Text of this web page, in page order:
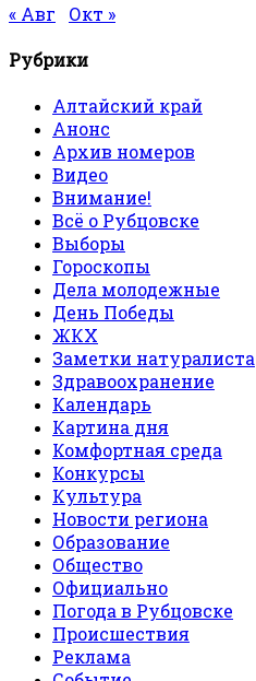
« Авг
Окт »
Рубрики
Алтайский край
Анонс
Архив номеров
Видео
Внимание!
Всё о Рубцовске
Выборы
Гороскопы
Дела молодежные
День Победы
ЖКХ
Заметки натуралиста
Здравоохранение
Календарь
Картина дня
Комфортная среда
Конкурсы
Культура
Новости региона
Образование
Общество
Официально
Погода в Рубцовске
Происшествия
Реклама